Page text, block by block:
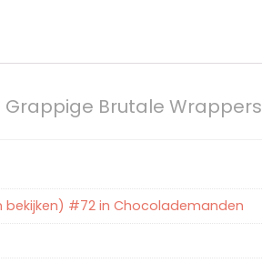
Brutale Wrappers
bekijken) #72 in Chocolademanden